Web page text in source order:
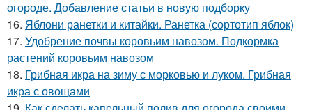
огороде. Добавление статьи в новую подборку
16. Яблони ранетки и китайки. Ранетка (сортотип яблок)
17. Удобрение почвы коровьим навозом. Подкормка
растений коровьим навозом
18. Грибная икра на зиму с морковью и луком. Грибная
икра с овощами